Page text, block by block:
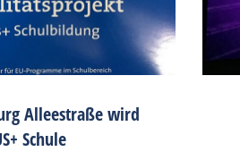
Alleestraße wird
Schule